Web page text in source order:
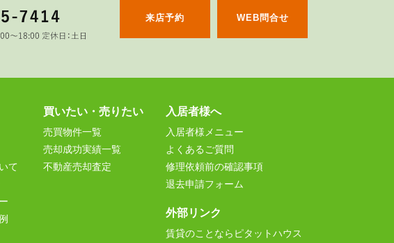
来店予約 WEB問合せ
て
買いたい・売りたい
売買物件一覧
売却成功実績一覧
不動産売却査定
入居者様へ
入居者様メニュー
よくあるご質問
修理依頼前の確認事項
退去申請フォーム
外部リンク
賃貸のことならピタットハウス